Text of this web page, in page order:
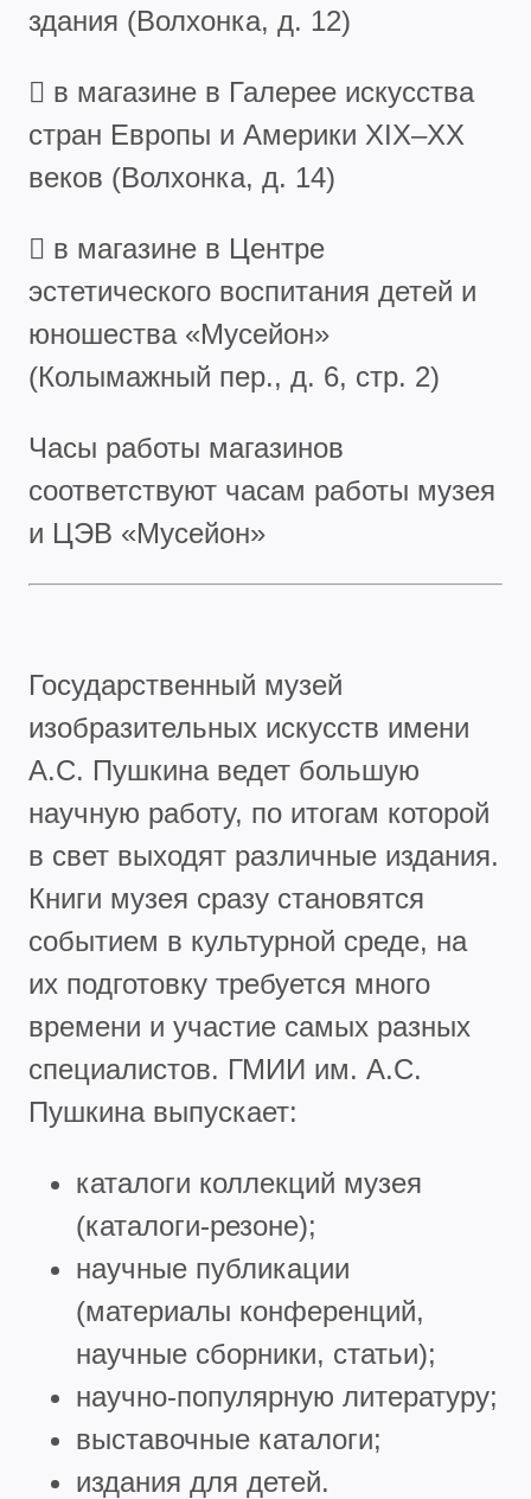
здания (Волхонка, д. 12)
 в магазине в Галерее искусства
стран Европы и Америки XIX–XX
веков (Волхонка, д. 14)
 в магазине в Центре
эстетического воспитания детей и
юношества «Мусейон»
(Колымажный пер., д. 6, стр. 2)
Часы работы магазинов
соответствуют часам работы музея
и ЦЭВ «Мусейон»
Государственный музей
изобразительных искусств имени
А.С. Пушкина ведет большую
научную работу, по итогам которой
в свет выходят различные издания.
Книги музея сразу становятся
событием в культурной среде, на
их подготовку требуется много
времени и участие самых разных
специалистов. ГМИИ им. А.С.
Пушкина выпускает:
каталоги коллекций музея
(каталоги-резоне);
научные публикации
(материалы конференций,
научные сборники, статьи);
научно-популярную литературу;
выставочные каталоги;
издания для детей.